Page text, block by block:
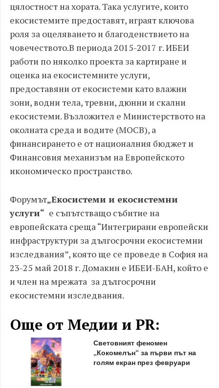
цялостност на хората. Така услугите, които
екосистемите предоставят, играят ключова
роля за оцеляването и благоденствието на
човечеството.В периода 2015-2017 г. ИБЕИ
работи по няколко проекта за картиране и
оценка на екосистемните услуги,
предоставяни от екосистеми като влажни
зони, водни тела, тревни, дюнни и скални
екосистеми. Възложител е Министерството на
околната среда и водите (МОСВ), а
финансирането е от националния бюджет и
Финансовия механизъм на Европейското
икономическо пространство.
Форумът„Екосистеми и екосистемни
услуги“ е съпътстващо събитие на
европейската среща “Интегрирани европейски
инфраструктури за дългосрочни екосистемни
изследвания”, която ще се проведе в София на
23-25 май 2018 г. Домакин е ИБЕИ-БАН, който е
и член на мрежата за дългосрочни
екосистемни изследвания.
Още от Медии и PR:
Световният феномен
„Кокомелън“ за първи път на
голям екран през февруари